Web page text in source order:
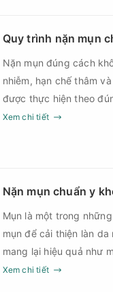
Quy trình nặn mụn
Nặn mụn đúng cách
nhiễm, hạn chế thâm
được thực hiện theo
sau điều trị.
Xem chi tiết
Nặn mụn chuẩn y
Mụn là một trong
mụn để cải thiện làn
mang lại hiệu quả như
thời điểm, làn da có thể
Xem chi tiết